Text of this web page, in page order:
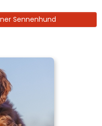
Sennenhund